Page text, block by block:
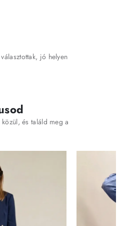
jó helyen
és találd meg a